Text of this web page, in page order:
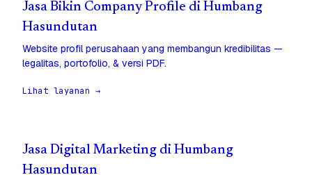
Jasa Bikin Company Profile di Humbang
Hasundutan
Website profil perusahaan yang membangun kredibilitas —
legalitas, portofolio, & versi PDF.
Lihat layanan →
Jasa Digital Marketing di Humbang
Hasundutan